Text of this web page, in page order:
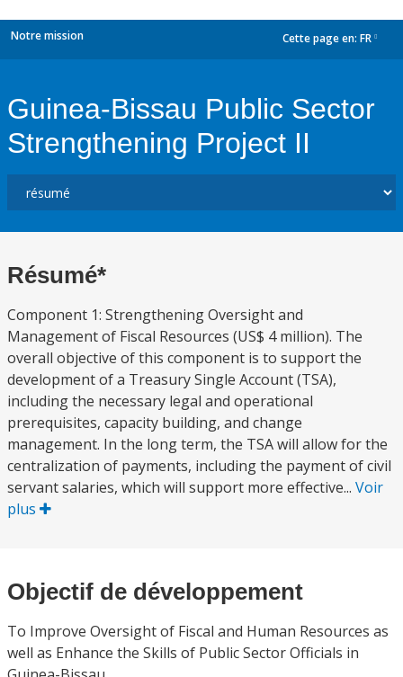
Notre mission Cette page en: FR
Guinea-Bissau Public Sector
Strengthening Project II
Résumé*
Component 1: Strengthening Oversight and
Management of Fiscal Resources (US$ 4 million). The
overall objective of this component is to support the
development of a Treasury Single Account (TSA),
including the necessary legal and operational
prerequisites, capacity building, and change
management. In the long term, the TSA will allow for the
centralization of payments, including the payment of civil
servant salaries, which will support more effective... Voir
plus
Objectif de développement
To Improve Oversight of Fiscal and Human Resources as
well as Enhance the Skills of Public Sector Officials in